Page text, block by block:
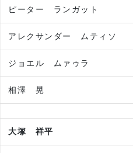
ピーター ランガット
アレクサンダー ムティソ
ジョエル ムァゥラ
相澤 晃
大塚 祥平